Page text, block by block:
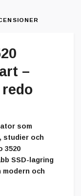
–
som
studier och
3520
SSD-lagring
modern och